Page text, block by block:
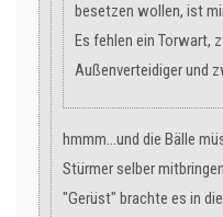
besetzen wollen, ist
Es fehlen ein Torwart,
Außenverteidiger und
hmmm...und die Bälle
Stürmer selber
"Gerüst" brachte es in